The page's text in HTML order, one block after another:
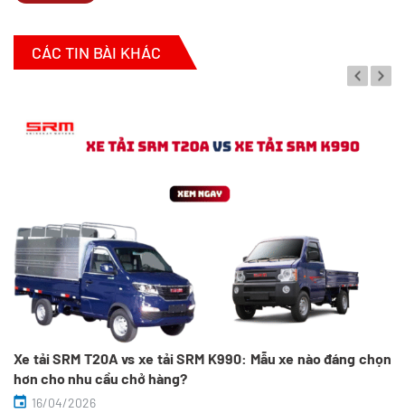
CÁC TIN BÀI KHÁC
Xe tải SRM T20A vs xe tải SRM K990: Mẫu xe nào đáng chọn
hơn cho nhu cầu chở hàng?
16/04/2026